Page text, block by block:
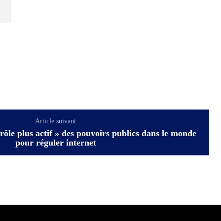
Article suivant
plus actif » des pouvoirs publics dans le monde
pour réguler internet